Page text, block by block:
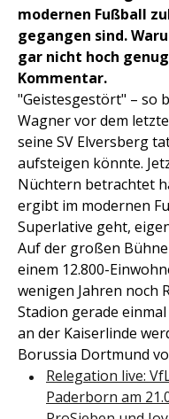
modernen Fußball
gegangen sind.
gar nicht hoch
Kommentar.
"Geistesgestört" – so
Wagner vor dem
seine SV Elversberg
aufsteigen könnte.
Nüchtern betrachtet
ergibt im modernen
Superlative geht,
Auf der großen
einem 12.800-
wenigen Jahren noch
Stadion gerade
an der Kaiserlinde
Borussia Dortmund
Relegation live:
Paderborn am